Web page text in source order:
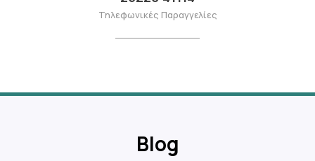
Τηλεφωνικές Παραγγελίες
Blog